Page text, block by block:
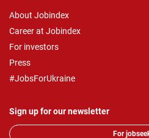
About Jobindex
Career at Jobindex
For investors
Press
#JobsForUkraine
Sign up for our newsletter
For